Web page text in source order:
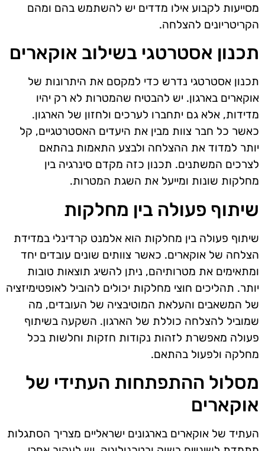
מסייעות לקבוע אילו מדדים יש להשתמש בהם ומהם
הקריטריונים להצלחה.
תכנון אסטרטגי בשילוב אוקארים
תכנון אסטרטגי נדרש כדי למקסם את היתרונות של
אוקארים בארגון. יש להבטיח שהמטרות לא רק יהיו
מדידות, אלא גם יתחברו לערכים ולחזון של הארגון.
כאשר כל חבר צוות מבין את היעדים האסטרטגיים, קל
יותר למדוד את ההצלחה ולבצע התאמות בהתאם
לצרכים המשתנים. תכנון כזה מקדם סינרגיה בין
מחלקות שונות ומייעל את השגת המטרות.
שיתוף פעולה בין מחלקות
שיתוף פעולה בין מחלקות הוא אלמנט קרדינלי במדידת
הצלחה של אוקארים. כאשר צוותים שונים עובדים יחד
ומתאימים את מטרותיהם, ניתן להשיג תוצאות טובות
יותר. תהליכים חוצי מחלקות יכולים להוביל לאופטימיזציה
של המשאבים והעלאת המוטיבציה של העובדים, מה
שמוביל להצלחה כוללת של הארגון. השקעה בשיתוף
פעולה מאפשרת לזהות נקודות חזקות וחלשות בכל
מחלקה ולפעול בהתאם.
מסלול ההתפתחות העתידי של
אוקארים
העתיד של אוקארים בארגונים ישראליים מצריך הסתגלות